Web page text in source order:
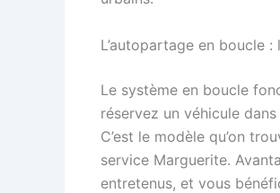
L’autopartage en boucle
Le système en boucle
réservez un véhicule
C’est le modèle qu’on
service Marguerite.
entretenus, et vous